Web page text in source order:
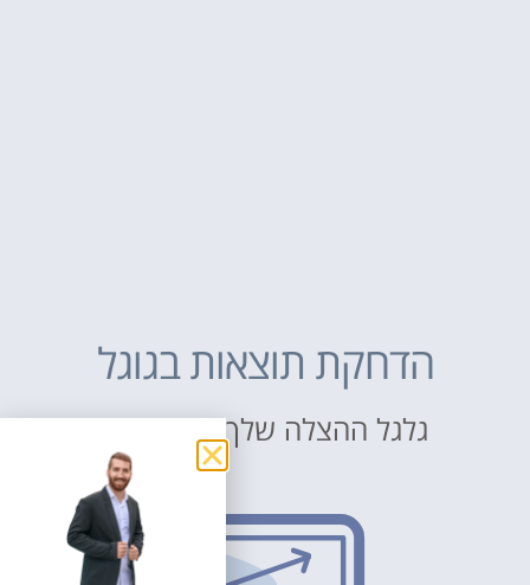
הדחקת תוצאות בגוגל
גלגל ההצלה שלך באינטרנט